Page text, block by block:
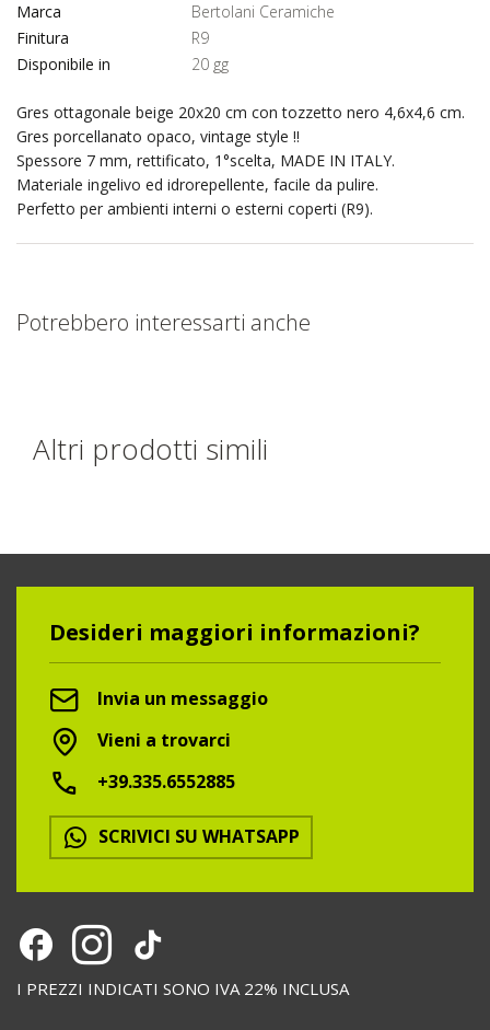
Marca
Bertolani Ceramiche
Finitura
R9
Disponibile in
20 gg
Gres ottagonale beige 20x20 cm con tozzetto nero 4,6x4,6 cm.
Gres porcellanato opaco, vintage style !!
Spessore 7 mm, rettificato, 1°scelta, MADE IN ITALY.
Materiale ingelivo ed idrorepellente, facile da pulire.
Perfetto per ambienti interni o esterni coperti (R9).
Potrebbero interessarti anche
Altri prodotti simili
Desideri maggiori informazioni?
Invia un messaggio
Vieni a trovarci
+39.335.6552885
SCRIVICI SU WHATSAPP
I PREZZI INDICATI SONO IVA 22% INCLUSA